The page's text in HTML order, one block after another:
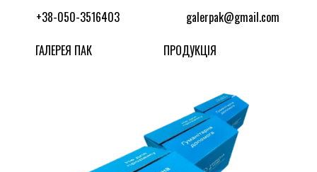
+38-050-3516403
galerpak@gmail.com
ГАЛЕРЕЯ ПАК
ПРОДУКЦІЯ